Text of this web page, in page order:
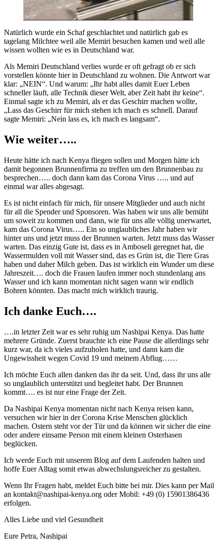
Natürlich wurde ein Schaf geschlachtet und natürlich gab es
tagelang Milchtee weil alle Memiri besuchen kamen und weil alle
wissen wollten wie es in Deutschland war.
Als Memiri Deutschland verlies wurde er oft gefragt ob er sich
vorstellen könnte hier in Deutschland zu wohnen. Die Antwort war
klar: „NEIN“. Und warum: „Ihr habt alles damit Euer Leben
schneller läuft, alle Technik dieser Welt, aber Zeit habt ihr keine“.
Einmal sagte ich zu Memiri, als er das Geschirr machen wollte,
„Lass das Geschirr für mich stehen ich mach es schnell. Darauf
sagte Memiri: „Nein lass es, ich mach es langsam“.
Wie weiter…..
Heute hätte ich nach Kenya fliegen sollen und Morgen hätte ich
damit begonnen Brunnenfirma zu treffen um den Brunnenbau zu
besprechen….. doch dann kam das Corona Virus ….. und auf
einmal war alles abgesagt.
Es ist nicht einfach für mich, für unsere Mitglieder und auch nicht
für all die Spender und Sponsoren. Was haben wir uns alle bemüht
um soweit zu kommen und dann, wie für uns alle völlig unerwartet,
kam das Corona Virus….. Ein so unglaubliches Jahr haben wir
hinter uns und jetzt muss der Brunnen warten. Jetzt muss das Wasser
warten. Das einzig Gute ist, dass es in Amboseli geregnet hat, die
Wassermulden voll mit Wasser sind, das es Grün ist, die Tiere Gras
haben und daher Milch geben. Das ist wirklich ein Wunder um diese
Jahreszeit…. doch die Frauen laufen immer noch stundenlang ans
Wasser und ich kann momentan nicht sagen wann wir endlich
Bohren könnten. Das macht mich wirklich traurig.
Ich danke Euch….
….in letzter Zeit war es sehr ruhig um Nashipai Kenya. Das hatte
mehrere Gründe. Zuerst brauchte ich eine Pause die allerdings sehr
kurz war, da ich vieles aufzuholen hatte, und dann kam die
Ungewissheit wegen Covid 19 und meinem Abflug……
Ich möchte Euch allen danken das ihr da seit. Und, dass ihr uns alle
so unglaublich unterstützt und begleitet habt. Der Brunnen
kommt…. es ist nur eine Frage der Zeit.
Da Nashipai Kenya momentan nicht nach Kenya reisen kann,
versuchen wir hier in der Corona Krise Menschen glücklich
machen. Ostern steht vor der Tür und da können wir sicher die eine
oder andere einsame Person mit einem kleinen Osterhasen
beglücken.
Ich werde Euch mit unserem Blog auf dem Laufenden halten und
hoffe Euer Alltag somit etwas abwechslungsreicher zu gestalten.
Wenn Ihr Fragen habt, meldet Euch bitte bei mir. Dies kann per Mail
an kontakt@nashipai-kenya.org oder Mobil: +49 (0) 15901386436
erfolgen.
Alles Liebe und viel Gesundheit
Eure Petra, Nashipai